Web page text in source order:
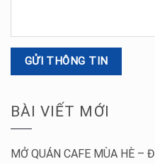
BÀI VIẾT MỚI
MỞ QUÁN CAFE MÙA HÈ –